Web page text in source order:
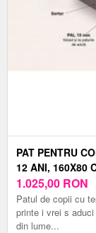
PAT PENTRU
12 ANI, 160X80
1.025,00 RON
Patul de copii cu
printe i vrei s
din lume...